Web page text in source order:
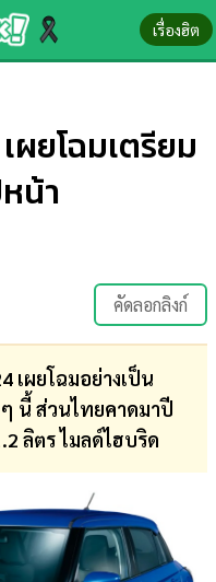
เรื่องฮิต
ผยโฉมเตรียม
น้า
คัดลอกลิงก์
เผยโฉมอย่างเป็น
นี้ ส่วนไทยคาดมาปี
ลิตร ไมลด์ไฮบริด